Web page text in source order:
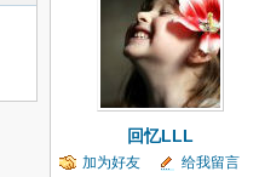
回忆LLL
加为好友
给我留言